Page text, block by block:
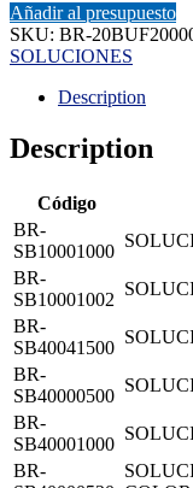
Añadir al presupuesto
SKU: BR-
SOLUCIONES
Description
Description
Código
BR-
SB10001000
BR-
SB10001002
BR-
SB40041500
BR-
SB40000500
BR-
SB40001000
BR-